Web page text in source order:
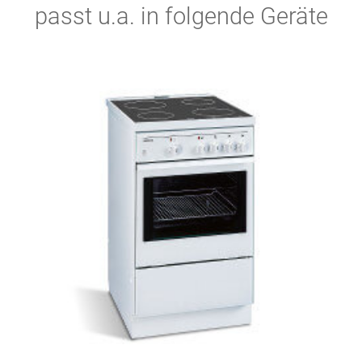
passt u.a. in folgende Geräte